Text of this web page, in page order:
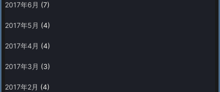
2017年6月 (7)
2017年5月 (4)
2017年4月 (4)
2017年3月 (3)
2017年2月 (4)